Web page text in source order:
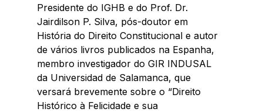
Presidente do IGHB e do Prof. Dr.
Jairdilson P. Silva, pós-doutor em
História do Direito Constitucional e autor
de vários livros publicados na Espanha,
membro investigador do GIR INDUSAL
da Universidad de Salamanca, que
versará brevemente sobre o “Direito
Histórico à Felicidade e sua